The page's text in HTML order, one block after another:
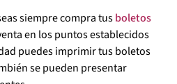
siempre compra tusboletos
en los puntos establecidos
puedes imprimir tus boletos
se pueden presentar